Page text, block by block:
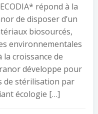
répond à la
de disposer d’un
biosourcés,
environnementales
la croissance de
développe pour
de stérilisation par
écologie […]